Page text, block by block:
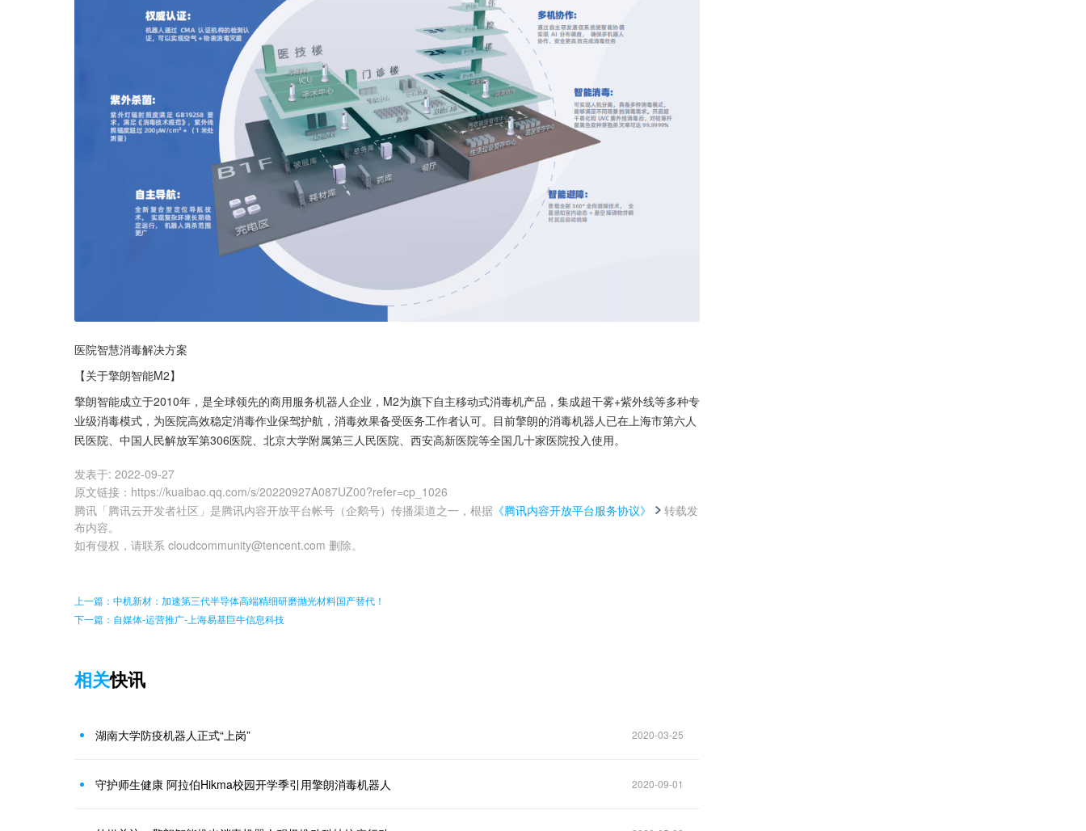
医院智慧消毒解决方案
【关于擎朗智能M2】
擎朗智能成立于2010年，是全球领先的商用服务机器人企业，M2为旗下自主移动式消毒机产品，集成超干雾+紫外线等多种专
业级消毒模式，为医院高效稳定消毒作业保驾护航，消毒效果备受医务工作者认可。目前擎朗的消毒机器人已在上海市第六人
民医院、中国人民解放军第306医院、北京大学附属第三人民医院、西安高新医院等全国几十家医院投入使用。
发表于: 2022-09-27
原文链接 ： https://kuaibao.qq.com/s/20220927A087UZ00?refer=cp_1026
腾讯「腾讯云开发者社区」是腾讯内容开放平台帐号（企鹅号）传播渠道之一，根据 《腾讯内容开放平台服务协议》
转载发
布内容。
如有侵权，请联系 cloudcommunity@tencent.com 删除。
上一篇：中机新材：加速第三代半导体高端精细研磨抛光材料国产替代！
下一篇：自媒体-运营推广-上海易基巨牛信息科技
相关快讯
湖南大学防疫机器人正式“上岗” 2020-03-25
守护师生健康 阿拉伯Hikma校园开学季引用擎朗消毒机器人 2020-09-01